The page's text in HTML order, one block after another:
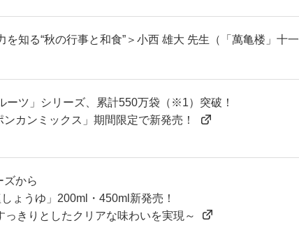
を知る“秋の行事と和食”＞小西 雄大 先生（「萬亀楼」十
ーツ」シリーズ、累計550万袋（※1）突破！
ンカンミックス」期間限定で新発売！
ズから
ょうゆ」200ml・450ml新発売！
っきりとしたクリアな味わいを実現～